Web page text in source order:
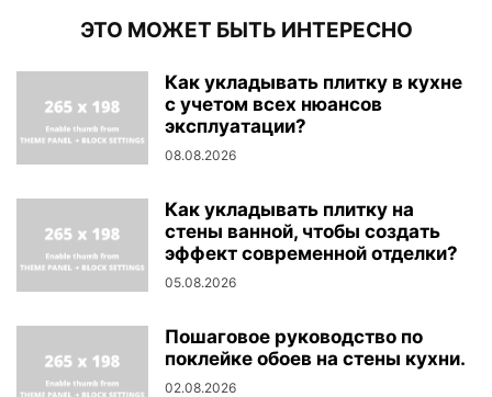
ЭТО МОЖЕТ БЫТЬ ИНТЕРЕСНО
Как укладывать плитку в кухне
с учетом всех нюансов
эксплуатации?
08.08.2026
Как укладывать плитку на
стены ванной, чтобы создать
эффект современной отделки?
05.08.2026
Пошаговое руководство по
поклейке обоев на стены кухни.
02.08.2026